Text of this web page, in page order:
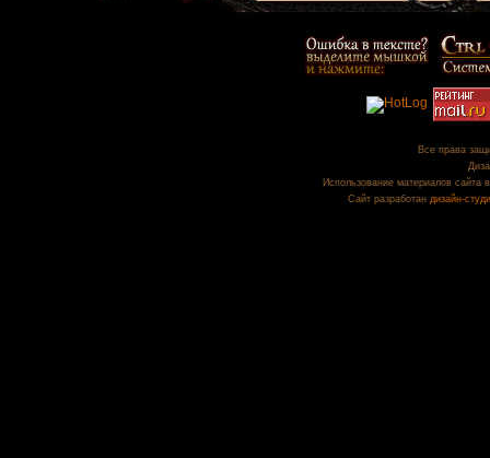
Все права
Использование материалов сайта
Сайт разработан дизайн-